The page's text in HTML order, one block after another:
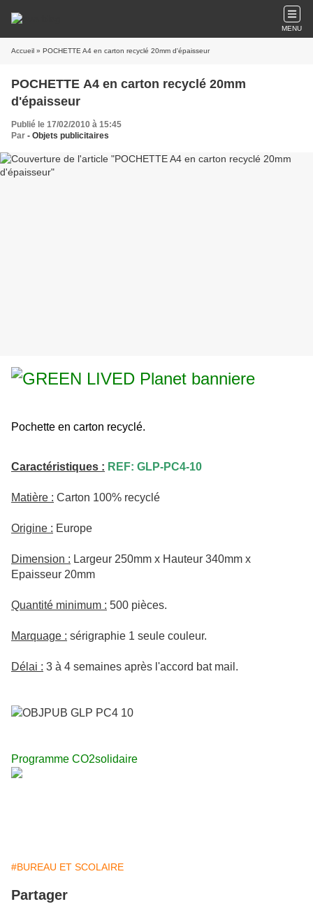
MENU
Accueil » POCHETTE A4 en carton recyclé 20mm d'épaisseur
POCHETTE A4 en carton recyclé 20mm
d'épaisseur
Publié le 17/02/2010 à 15:45
Par - Objets publicitaires
Pochette en carton recyclé.
Caractéristiques : REF: GLP-PC4-10
Matière : Carton 100% recyclé
Origine : Europe
Dimension : Largeur 250mm x Hauteur 340mm x
Epaisseur 20mm
Quantité minimum : 500 pièces.
Marquage : sérigraphie 1 seule couleur.
Délai : 3 à 4 semaines après l'accord bat mail.
Programme CO2solidaire
#BUREAU ET SCOLAIRE
Partager